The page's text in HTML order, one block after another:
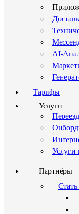
AI-
Тарифы
Услуги
Услуги
Партнёры